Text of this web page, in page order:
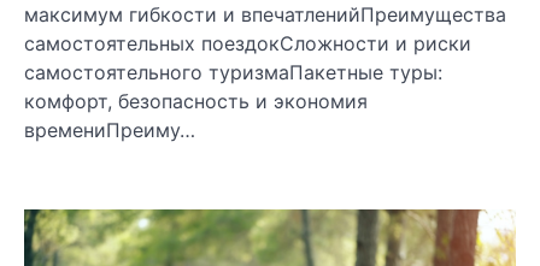
максимум гибкости и впечатленийПреимущества
самостоятельных поездокСложности и риски
самостоятельного туризмаПакетные туры:
комфорт, безопасность и экономия
времениПреиму…